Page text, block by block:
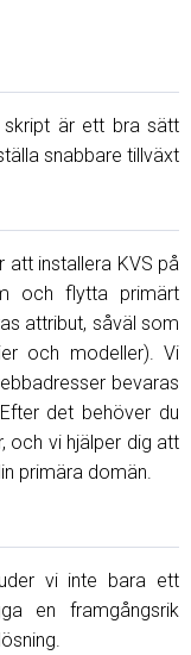
skript är ett bra sätt
snabbare tillväxt
installera KVS på
och flytta primärt
attribut, såväl som
och modeller). Vi
bevaras
det behöver du
och vi hjälper dig att
primära domän.
vi inte bara ett
en framgångsrik